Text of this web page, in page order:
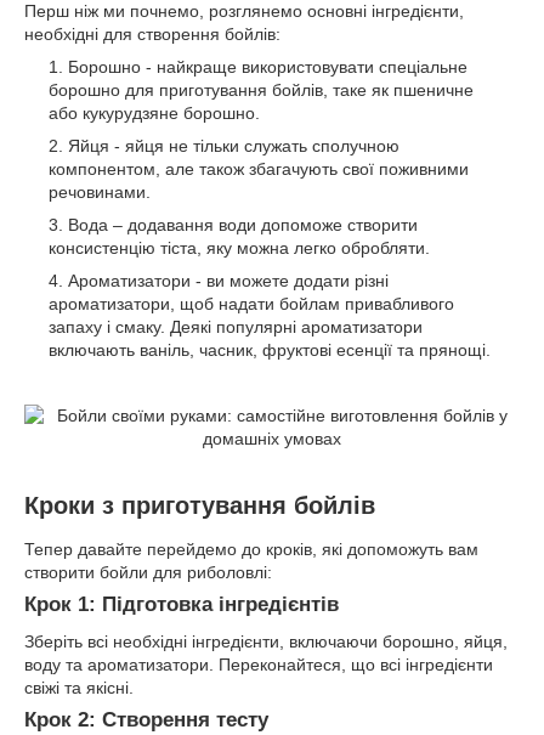
Перш ніж ми почнемо, розглянемо основні інгредієнти,
необхідні для створення бойлів:
Борошно - найкраще використовувати спеціальне
борошно для приготування бойлів, таке як пшеничне
або кукурудзяне борошно.
Яйця - яйця не тільки служать сполучною
компонентом, але також збагачують свої поживними
речовинами.
Вода – додавання води допоможе створити
консистенцію тіста, яку можна легко обробляти.
Ароматизатори - ви можете додати різні
ароматизатори, щоб надати бойлам привабливого
запаху і смаку. Деякі популярні ароматизатори
включають ваніль, часник, фруктові есенції та прянощі.
Кроки з приготування бойлів
Тепер давайте перейдемо до кроків, які допоможуть вам
створити бойли для риболовлі:
Крок 1: Підготовка інгредієнтів
Зберіть всі необхідні інгредієнти, включаючи борошно, яйця,
воду та ароматизатори. Переконайтеся, що всі інгредієнти
свіжі та якісні.
Крок 2: Створення тесту